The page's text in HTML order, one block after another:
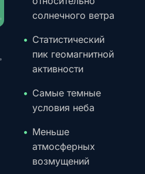
солнечного ветра
Статистический
пик геомагнитной
активности
Самые темные
условия неба
Меньше
атмосферных
возмущений